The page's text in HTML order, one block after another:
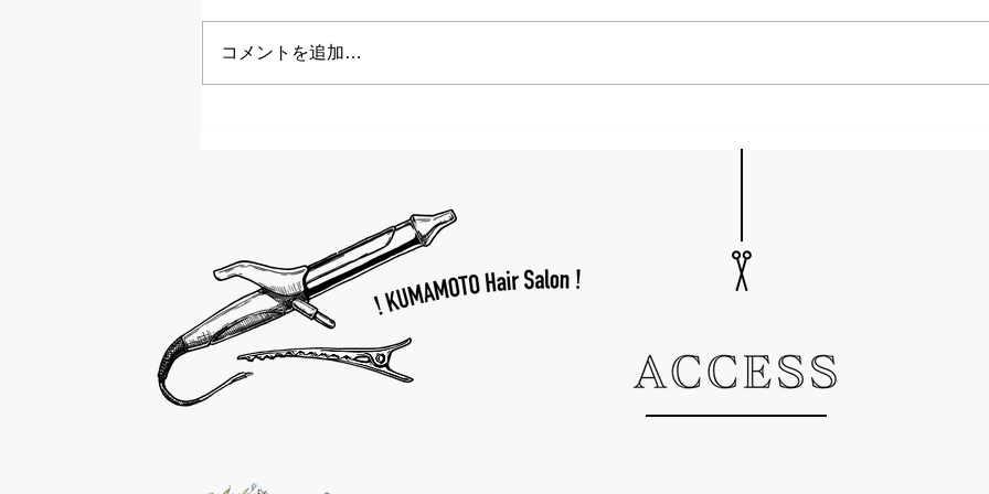
はお早めのご予約をよろしくお願
いします。 年末のセールも好評
年末年始のキャンペーン
中の
コメントを追加…